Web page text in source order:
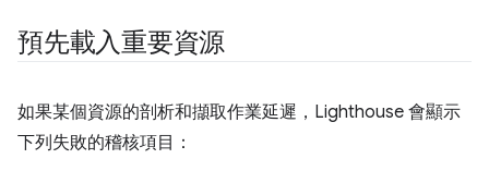
預先載入重要資源
如果某個資源的剖析和擷取作業延遲，Lighthouse 會顯示
下列失敗的稽核項目：